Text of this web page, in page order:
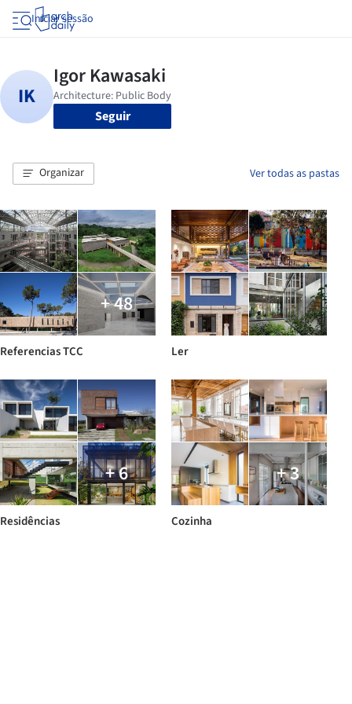
Iniciar sessão
Seguir
Organizar Ver todas as pastas
+ 48
Referencias TCC Ler
+ 6
Residências
+ 3
Cozinha